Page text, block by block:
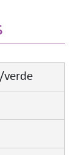
verde